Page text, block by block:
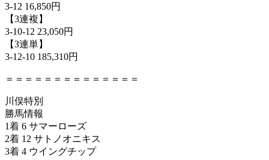
3-12 16,850円
【3連複】
3-10-12 23,050円
【3連単】
3-12-10 185,310円
＝＝＝＝＝＝＝＝＝＝＝＝＝＝
川俣特別
勝馬情報
1着 6 サマーローズ
2着 12 サトノオニキス
3着 4 ウイングチップ